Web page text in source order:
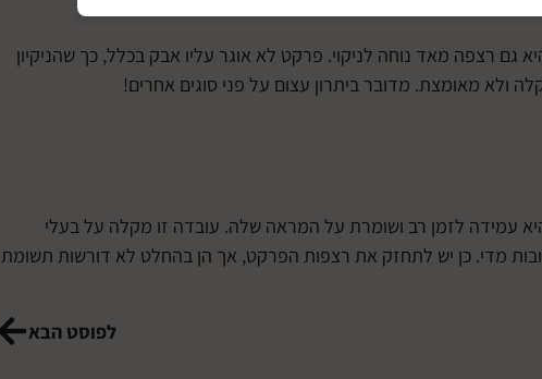
גם רצפה מאד נוחה לניקוי. פרקט לא אוגר עליו אבק בכלל, כך שהניקיון
מאומצת. מדובר ביתרון עצום על פני סוגים אחרים!
היא עמידה לזמן רב ושומרת על המראה שלה. עובדה זו מקלה על בעלי
מדי. כן יש לתחזק את רצפות הפרקט, אך הן בהחלט לא דורשות תשומת
לפוסט הבא